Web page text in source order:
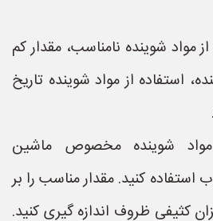
شوینده نامناسب، مقدار کم
استفاده از مواد شوینده تاریخ
شوینده مخصوص ماشین
کنید. مقدار مناسب را بر
ظروف اندازه گیری کنید.